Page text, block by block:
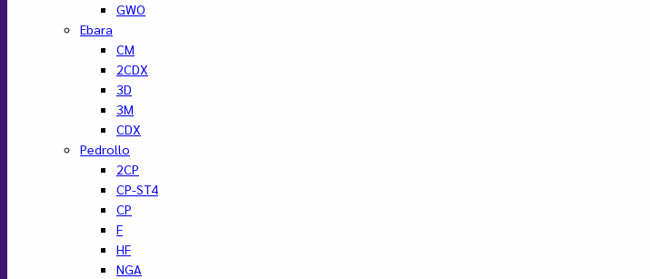
GWO
Ebara
CM
2CDX
3D
3M
CDX
Pedrollo
2CP
CP-ST4
CP
F
HF
NGA